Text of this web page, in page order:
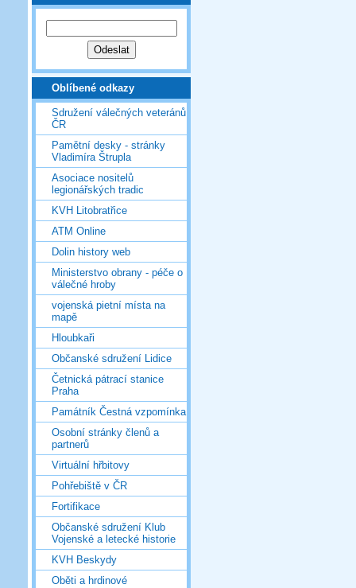
Oblíbené odkazy
Sdružení válečných veteránů
ČR
Pamětní desky - stránky
Vladimíra Štrupla
Asociace nositelů
legionářských tradic
KVH Litobratřice
ATM Online
Dolin history web
Ministerstvo obrany - péče o
válečné hroby
vojenská pietní místa na
mapě
Hloubkaři
Občanské sdružení Lidice
Četnická pátrací stanice
Praha
Památník Čestná vzpomínka
Osobní stránky členů a
partnerů
Virtuální hřbitovy
Pohřebiště v ČR
Fortifikace
Občanské sdružení Klub
Vojenské a letecké historie
KVH Beskydy
Oběti a hrdinové